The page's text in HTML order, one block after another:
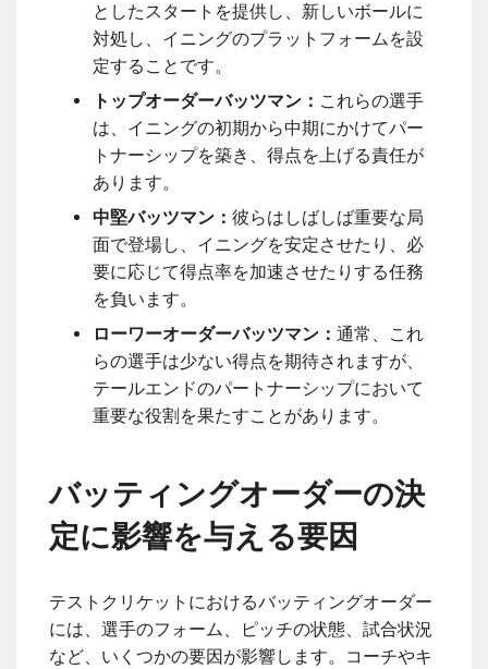
としたスタートを提供し、新しいボールに
対処し、イニングのプラットフォームを設
定することです。
トップオーダーバッツマン： これらの選手
は、イニングの初期から中期にかけてパー
トナーシップを築き、得点を上げる責任が
あります。
中堅バッツマン： 彼らはしばしば重要な局
面で登場し、イニングを安定させたり、必
要に応じて得点率を加速させたりする任務
を負います。
ローワーオーダーバッツマン： 通常、これ
らの選手は少ない得点を期待されますが、
テールエンドのパートナーシップにおいて
重要な役割を果たすことがあります。
バッティングオーダーの決
定に影響を与える要因
テストクリケットにおけるバッティングオーダー
には、選手のフォーム、ピッチの状態、試合状況
など、いくつかの要因が影響します。コーチやキ